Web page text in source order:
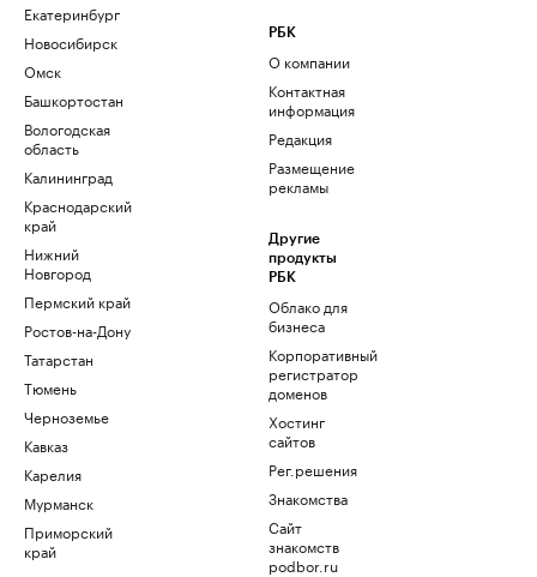
Екатеринбург
Новосибирск
Омск
Башкортостан
Вологодская
область
Калининград
Краснодарский
край
Нижний
Новгород
Пермский край
Ростов-на-Дону
Татарстан
Тюмень
Черноземье
Кавказ
Карелия
Мурманск
Приморский
край
РБК
О компании
Контактная
информация
Редакция
Размещение
рекламы
Другие
продукты
РБК
Облако для
бизнеса
Корпоративный
регистратор
доменов
Хостинг
сайтов
Рег.решения
Знакомства
Сайт
знакомств
podbor.ru